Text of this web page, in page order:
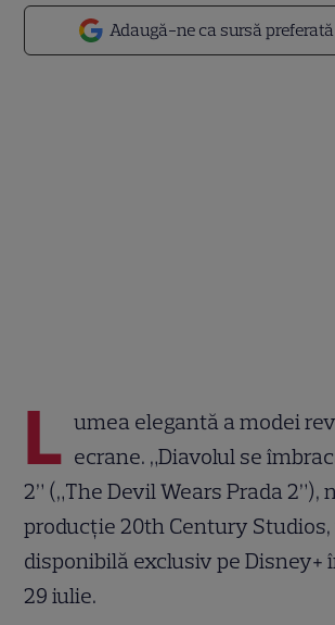
Adaugă-ne ca sursă
L umea elegantă a modei
ecrane. „Diavolul se
2” („The Devil Wears Prada 2”),
producție 20th Century Studios,
disponibilă exclusiv pe Disney+
29 iulie.